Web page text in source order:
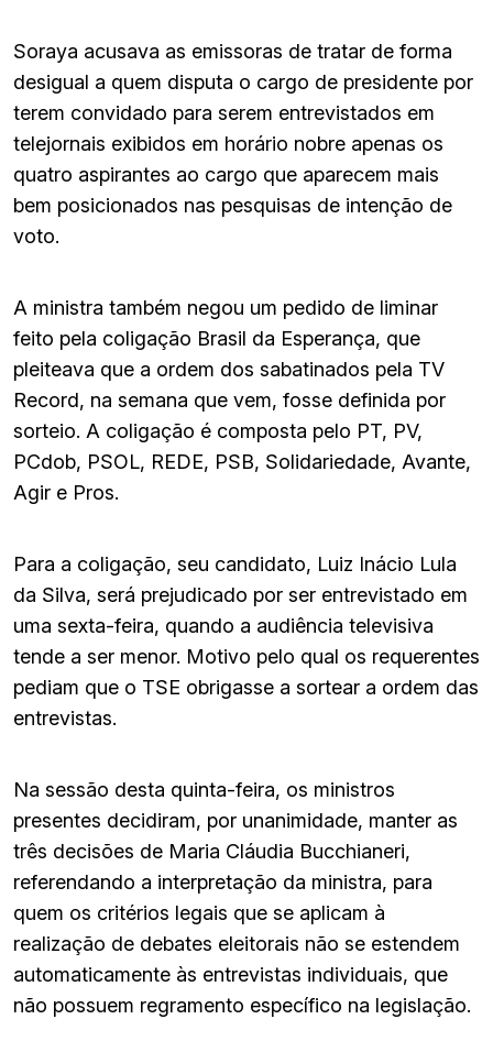
Soraya acusava as emissoras de tratar de forma
desigual a quem disputa o cargo de presidente por
terem convidado para serem entrevistados em
telejornais exibidos em horário nobre apenas os
quatro aspirantes ao cargo que aparecem mais
bem posicionados nas pesquisas de intenção de
voto.
A ministra também negou um pedido de liminar
feito pela coligação Brasil da Esperança, que
pleiteava que a ordem dos sabatinados pela TV
Record, na semana que vem, fosse definida por
sorteio. A coligação é composta pelo PT, PV,
PCdob, PSOL, REDE, PSB, Solidariedade, Avante,
Agir e Pros.
Para a coligação, seu candidato, Luiz Inácio Lula
da Silva, será prejudicado por ser entrevistado em
uma sexta-feira, quando a audiência televisiva
tende a ser menor. Motivo pelo qual os requerentes
pediam que o TSE obrigasse a sortear a ordem das
entrevistas.
Na sessão desta quinta-feira, os ministros
presentes decidiram, por unanimidade, manter as
três decisões de Maria Cláudia Bucchianeri,
referendando a interpretação da ministra, para
quem os critérios legais que se aplicam à
realização de debates eleitorais não se estendem
automaticamente às entrevistas individuais, que
não possuem regramento específico na legislação.